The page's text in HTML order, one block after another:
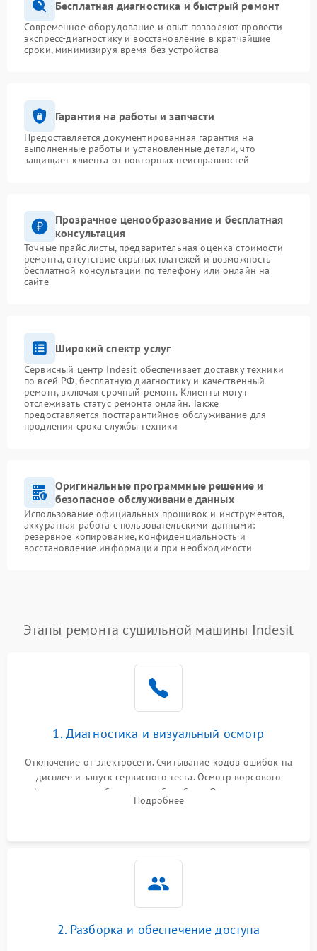
Бесплатная диагностика и быстрый ремонт
Современное оборудование и опыт позволяют провести
экспресс-диагностику и восстановление в кратчайшие
сроки, минимизируя время без устройства
Гарантия на работы и запчасти
Предоставляется документированная гарантия на
выполненные работы и установленные детали, что
защищает клиента от повторных неисправностей
Прозрачное ценообразование и бесплатная
консультация
Точные прайс-листы, предварительная оценка стоимости
ремонта, отсутствие скрытых платежей и возможность
бесплатной консультации по телефону или онлайн на
сайте
Широкий спектр услуг
Сервисный центр Indesit обеспечивает доставку техники
по всей РФ, бесплатную диагностику и качественный
ремонт, включая срочный ремонт. Клиенты могут
отслеживать статус ремонта онлайн. Также
предоставляется постгарантийное обслуживание для
продления срока службы техники
Оригинальные программные решение и
безопасное обслуживание данных
Использование официальных прошивок и инструментов,
аккуратная работа с пользовательскими данными:
резервное копирование, конфиденциальность и
восстановление информации при необходимости
Этапы ремонта сушильной машины Indesit
1. Диагностика и визуальный осмотр
Отключение от электросети. Считывание кодов ошибок на
дисплее и запуск сервисного теста. Осмотр ворсового
фильтра, теплообменника и барабана. Опрос клиента о
неисправностях (не сушит, не крутит барабан, сильно шумит
Подробнее
2. Разборка и обеспечение доступа